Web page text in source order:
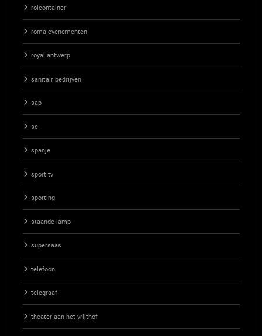
rolcontainer
roma evenementen
royal antwerp
sanitair bedrijven
sap
sc
spanje
sport tv
sporting
staande lamp
supersaas
telefoon
telegraaf
theater aan het vrijthof